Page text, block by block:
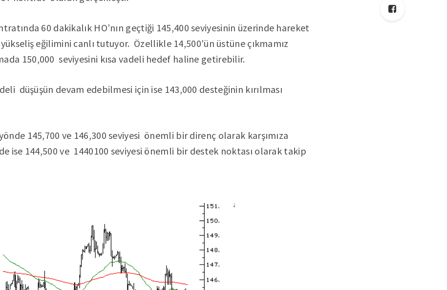
60 dakikalık HO’nın geçtiği 145,400 seviyesinin üzerinde hareket
eğilimini canlı tutuyor. Özellikle 14,500'ün üstüne çıkmamız
150,000 seviyesini kısa vadeli hedef haline getirebilir.
düşüşün devam edebilmesi için ise 143,000 desteğinin kırılması
yönde 145,700 ve 146,300 seviyesi önemli bir direnç olarak karşımıza
ise 144,500 ve 1440100 seviyesi önemli bir destek noktası olarak takip